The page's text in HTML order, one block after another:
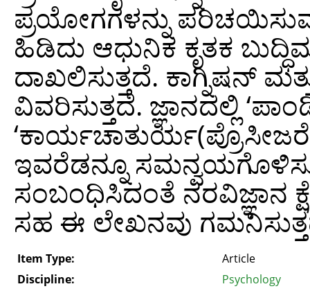
ಪ್ರಯೋಗಗಳನ್ನು
ಹಿಡಿದು ಆಧುನಿಕ ಕೃತಕ
ದಾಖಲಿಸುತ್ತದೆ. ಕಾಗ್ನಿಷನ್‌
ವಿವರಿಸುತ್ತದೆ. ಜ್ಞಾನದಲ್ಲಿ
ಇವರೆಡನ್ನೂ ಸಮನ್ವಯಗೊಳಿಸುವ
ಸಂಬಂಧಿಸಿದಂತೆ ನರವಿಜ್ಞಾನ
ಸಹ ಈ ಲೇಖನವು
Item Type:
Article
Discipline:
Psychology